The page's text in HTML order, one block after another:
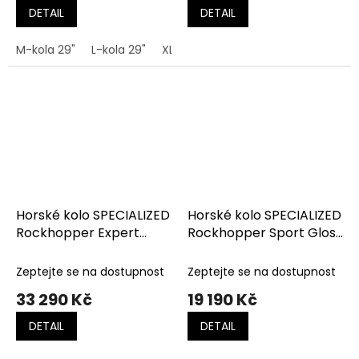
DETAIL
M-kola 29" L-kola 29" XL-kola 29"
DETAIL
Horské kolo SPECIALIZED
Rockhopper Expert
Mauve Metallic
Zeptejte se na dostupnost
33 290 Kč
DETAIL
Horské kolo SPECIALIZED
Rockhopper Sport Gloss
Rose
Zeptejte se na dostupnost
19 190 Kč
DETAIL